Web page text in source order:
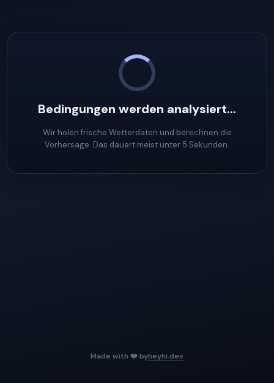
Bedingungen werden analysiert...
Wir holen frische Wetterdaten und berechnen die
Vorhersage. Das dauert meist unter 5 Sekunden.
Made with ❤️ byheyhi.dev